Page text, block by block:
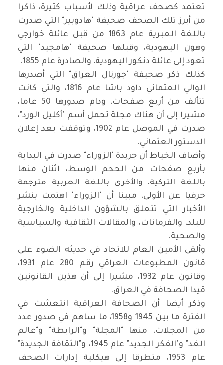
تعتمد كصحف عراقية وذلك لأسباب كثيرة، ذاكرا
من أبرز تلك الصحف صحيفة "هادوبير" التي صدرت
باللغة العبرية عام 1863 من قبل عائلة خوارجي
وهون اليهودية، وقبلها صحيفة "هامجيد" التي
تعود إلى عائلة دنكور اليهودية، والصادرة عام 1855.
كذلك ذكر صحيفة "جورنال العراق" التي أصدرها
الوالي العثماني داود باشا عام 1816، والتي كانت
تتألف من أربع صفحات، ودام صدورها 50 عاما،
مشيرا إلى أن هناك مجلة تحمل أسم "أكليل الورد"،
صدرت في الموصل عام 1902، وتوقفت بعد إعلان
الدستور العثماني.
وأضاف الخياط أن جريدة "الزوراء" صدرت في البداية
بأربع صفحات من الحجم الوسط، اثنان منها
باللغة التركية، والأخرى باللغة العربية مترجمة
حرفيا عن الأولى، مبينا أن "الزوراء" اهتمت بنشر
الأخبار التي تتعلق بالشؤون الداخلية والخارجية
للبلد، والفرمانات، والمقالات الثقافية والسياسية
والصحية.
وألقى الأمين العام للاتحاد في حديثه الضوء على
قانون المطبوعات العراقي رقم 280 عام 1931،
وقانون عام 1932، مشيرا إلى أن هذين القانونين
قيدا الصحافة في العراق.
وذكر أيضا أن الصحافة العراقية انتعشت في
الفترة ما بين 1945 و1958، ما ساهم في صدور عدد
من المجلات، منها "المجلة" و"الرابطة" و"عالم
الغد" و"الفكر الجديد" عام 1945، و"الثقافة الجديدة"
عام 1953، متطرقا إلى هيكلية إدارات الصحف